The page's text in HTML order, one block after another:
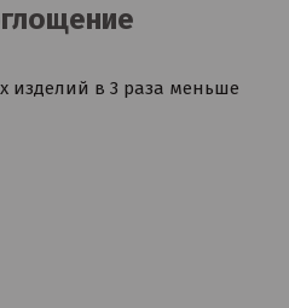
изделий в 3 раза меньше